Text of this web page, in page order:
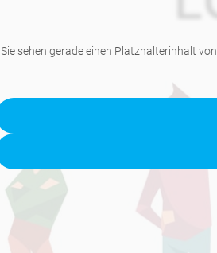
Sie sehen gerade einen Platzhalterinhalt von